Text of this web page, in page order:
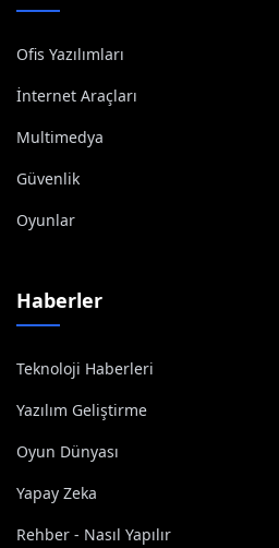
Ofis Yazılımları
İnternet Araçları
Multimedya
Güvenlik
Oyunlar
Haberler
Teknoloji Haberleri
Yazılım Geliştirme
Oyun Dünyası
Yapay Zeka
Rehber - Nasıl Yapılır